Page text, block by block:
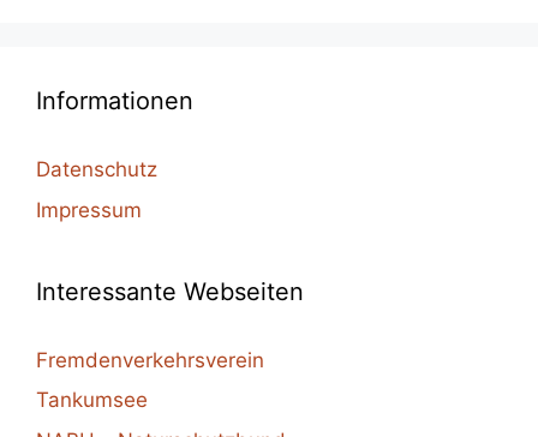
Informationen
Datenschutz
Impressum
Interessante Webseiten
Fremdenverkehrsverein
Tankumsee